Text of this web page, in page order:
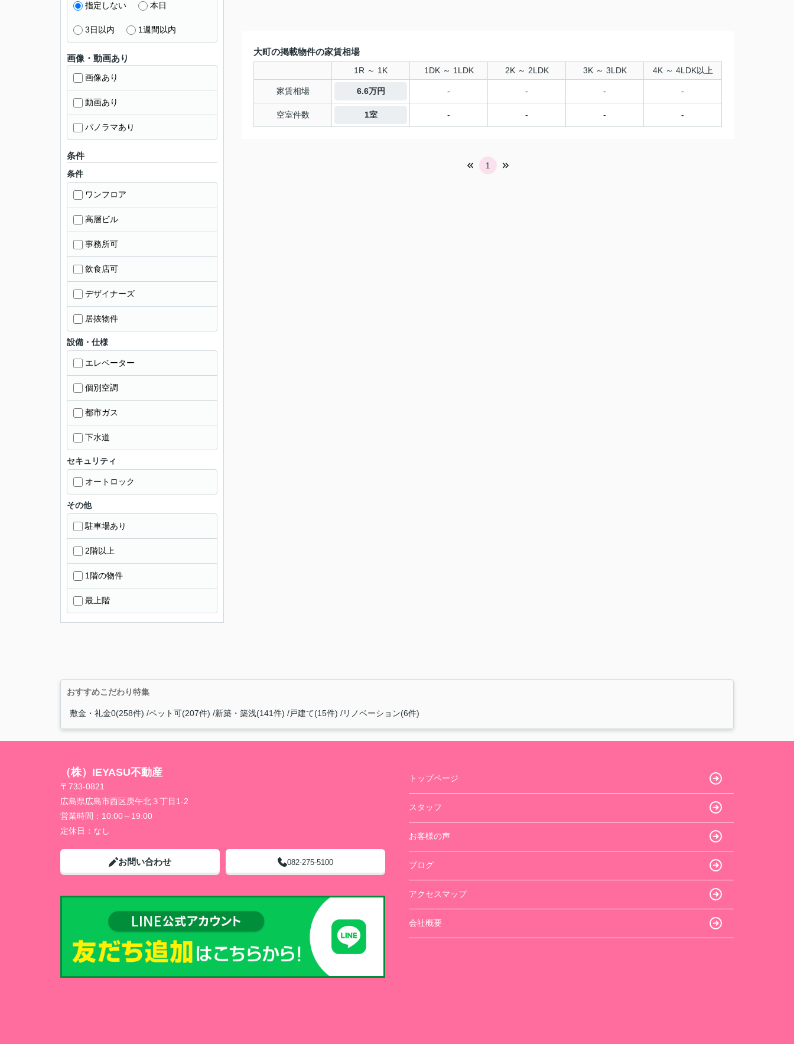
大町の掲載物件の家賃相場
1R ～ 1K 1DK ～ 1LDK 2K ～ 2LDK 3K ～ 3LDK 4K ～ 4LDK以上
家賃相場 6.6万円 - - - -
空室件数 1室 - - - -
1
指定しない 本日
3日以内 1週間以内
画像・動画あり
画像あり
動画あり
パノラマあり
条件
条件
ワンフロア
高層ビル
事務所可
飲食店可
デザイナーズ
居抜物件
設備・仕様
エレベーター
個別空調
都市ガス
下水道
セキュリティ
オートロック
その他
駐車場あり
2階以上
1階の物件
最上階
おすすめこだわり特集
敷金・礼金0(258件) ペット可(207件) 新築・築浅(141件) 戸建て(15件) リノベーション(6件)
（株）IEYASU不動産
〒733-0821
広島県広島市西区庚午北３丁目1-2
営業時間： 10:00～19:00
定休日： なし
お問い合わせ 082-275-5100
トップページ
スタッフ
お客様の声
ブログ
アクセスマップ
会社概要